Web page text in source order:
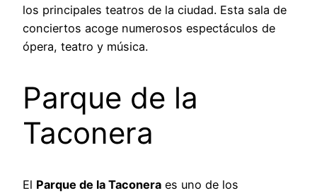
los principales teatros de la ciudad. Esta sala de
conciertos acoge numerosos espectáculos de
ópera, teatro y música.
Parque de la
Taconera
El Parque de la Taconera es uno de los